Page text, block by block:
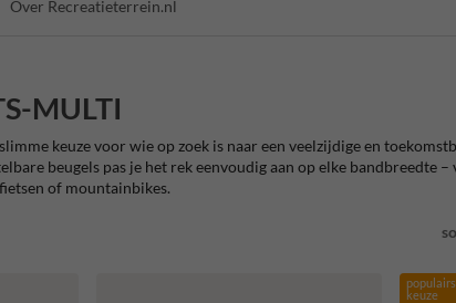
Over Recreatieterrein.nl
MULTI
keuze voor wie op zoek is naar een veelzijdige en
beugels pas je het rek eenvoudig aan op elke bandbreedte
of mountainbikes.
keuze